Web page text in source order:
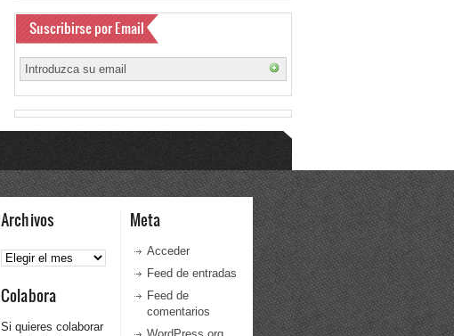
Suscribirse por Email
Archivos
Archivos
Colabora
Si quieres colaborar
Meta
Acceder
Feed de entradas
Feed de
comentarios